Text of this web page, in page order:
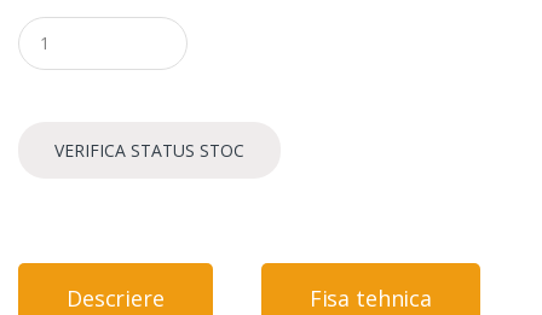
Q
u
a
VERIFICA STATUS STOC
Descriere Fisa tehnica